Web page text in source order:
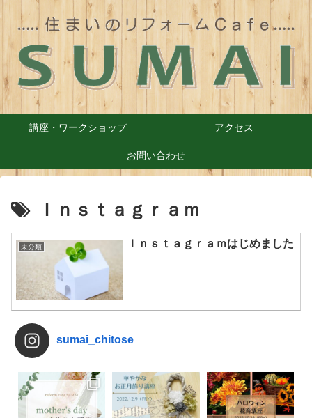
講座・ワークショップ アクセス
お問い合わせ
Ｉｎｓｔａｇｒａｍ
未分類 Ｉｎｓｔａｇｒａｍはじめました
sumai_chitose